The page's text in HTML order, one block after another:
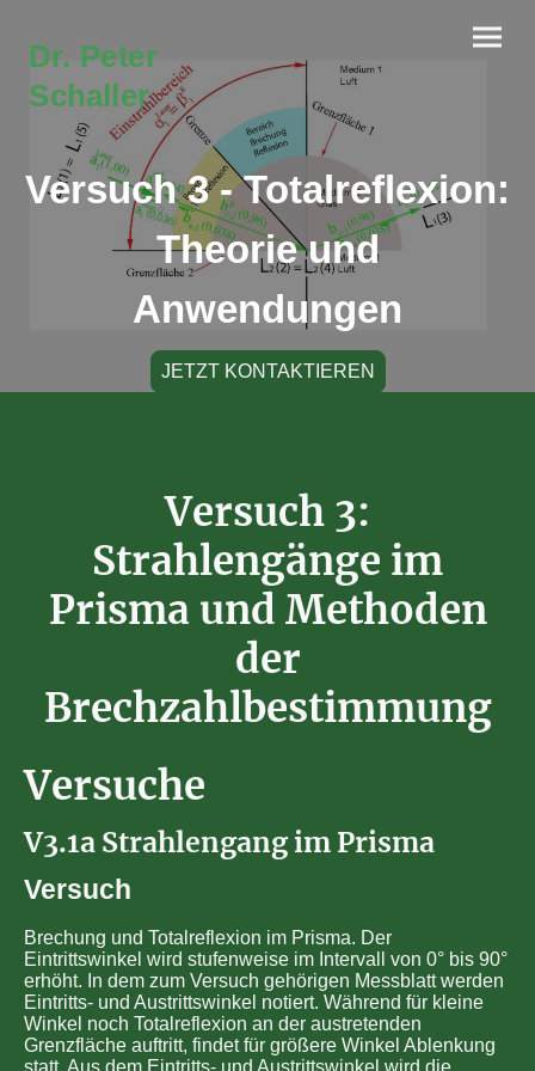
Dr. Peter
Schaller
Versuch 3 - Totalreflexion:
Theorie und
Anwendungen
JETZT KONTAKTIEREN
Versuch 3:
Strahlengänge im
Prisma und Methoden
der
Brechzahlbestimmung
Versuche
V3.1a Strahlengang im Prisma
Versuch
Brechung und Totalreflexion im Prisma. Der
Eintrittswinkel wird stufenweise im Intervall von 0° bis 90°
erhöht. In dem zum Versuch gehörigen Messblatt werden
Eintritts- und Austrittswinkel notiert. Während für kleine
Winkel noch Totalreflexion an der austretenden
Grenzfläche auftritt, findet für größere Winkel Ablenkung
statt. Aus dem Eintritts- und Austrittswinkel wird die